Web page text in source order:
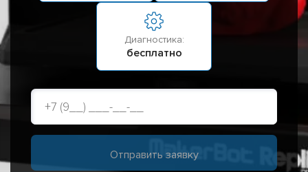
Диагностика:
бесплатно